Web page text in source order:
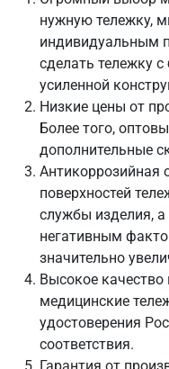
нужную тележку,
индивидуальным
сделать тележку
усиленной
Низкие цены от
Более того,
дополнительные
Антикоррозийная
поверхностей
службы изделия, а
негативным
значительно
Высокое качество
медицинские
удостоверения
соответствия.